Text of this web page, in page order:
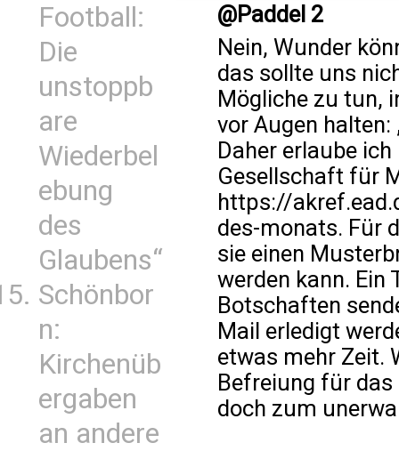
Football:
Die
unstoppb
are
Wiederbel
ebung
des
Glaubens“
Schönbor
n:
Kirchenüb
ergaben
an andere
@Paddel 2
Nein, Wunder
das sollte uns
Mögliche zu tun,
vor Augen halten:
Daher erlaube
Gesellschaft für
https://
des-monats. Für
sie einen
werden kann. Ein
Botschaften
Mail erledigt
etwas mehr Zeit.
Befreiung für das
doch zum